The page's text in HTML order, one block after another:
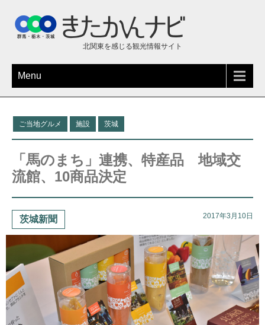
北関東を感じる観光情報サイト
Menu
ご当地グルメ 施設 茨城
「馬のまち」連携、特産品 地域交
流館、10商品決定
茨城新聞 2017年3月10日